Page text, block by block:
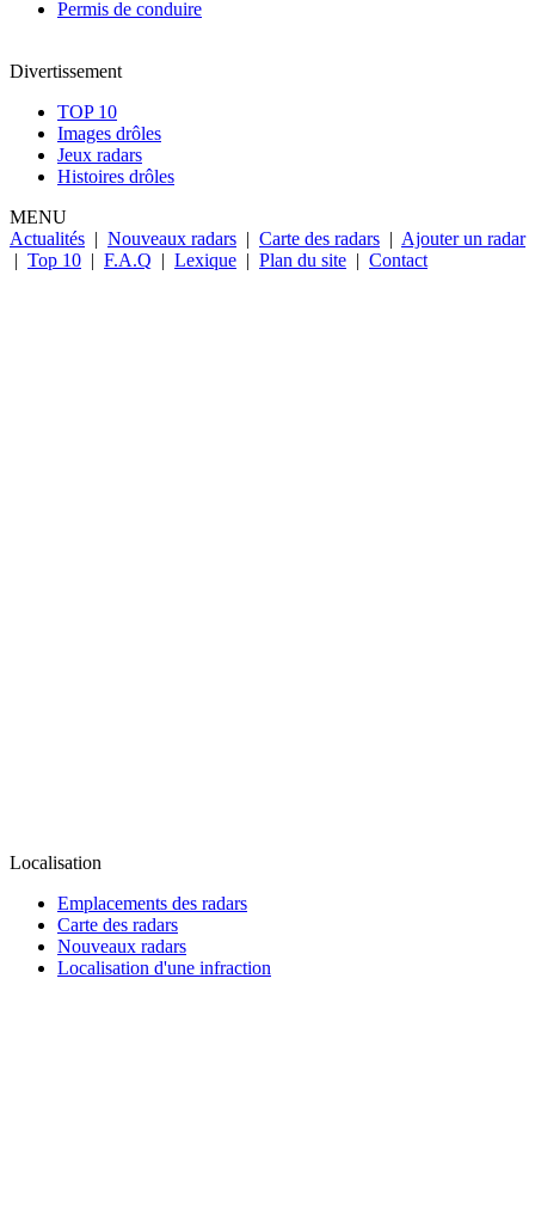
Permis de conduire
Divertissement
TOP 10
Images drôles
Jeux radars
Histoires drôles
MENU
Actualités | Nouveaux radars | Carte des radars | Ajouter un radar
| Top 10 | F.A.Q | Lexique | Plan du site | Contact
Localisation
Emplacements des radars
Carte des radars
Nouveaux radars
Localisation d'une infraction